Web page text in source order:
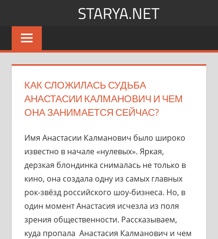
содержимому
STARYA.NET
Новости
шоу-
КАК СЛОЖИЛАСЬ СУДЬБА
АНАСТАСИИ КАЛМАНОВИЧ И ЧЕМ
ОНА ЗАНИМАЕТСЯ СЕЙЧАС?
Имя Анастасии Калманович было широко
известно в начале «нулевых». Яркая,
дерзкая блондинка снималась не только в
кино, она создала одну из самых главных
рок-звёзд российского шоу-бизнеса. Но, в
один момент Анастасия исчезла из поля
зрения общественности. Рассказываем,
куда пропала Анастасия Калманович и чем